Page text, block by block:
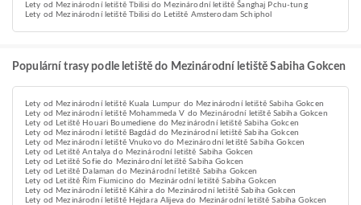
Lety od Mezinárodní letiště Tbilisi do Mezinárodní letiště Šanghaj Pchu-tung
Lety od Mezinárodní letiště Tbilisi do Letiště Amsterodam Schiphol
Populární trasy podle letiště do Mezinárodní letiště Sabiha Gokcen
Lety od Mezinárodní letiště Kuala Lumpur do Mezinárodní letiště Sabiha Gokcen
Lety od Mezinárodní letiště Mohammeda V do Mezinárodní letiště Sabiha Gokcen
Lety od Letiště Houari Boumediene do Mezinárodní letiště Sabiha Gokcen
Lety od Mezinárodní letiště Bagdád do Mezinárodní letiště Sabiha Gokcen
Lety od Mezinárodní letiště Vnukovo do Mezinárodní letiště Sabiha Gokcen
Lety od Letiště Antalya do Mezinárodní letiště Sabiha Gokcen
Lety od Letiště Sofie do Mezinárodní letiště Sabiha Gokcen
Lety od Letiště Dalaman do Mezinárodní letiště Sabiha Gokcen
Lety od Letiště Řím Fiumicino do Mezinárodní letiště Sabiha Gokcen
Lety od Mezinárodní letiště Káhira do Mezinárodní letiště Sabiha Gokcen
Lety od Mezinárodní letiště Hejdara Alijeva do Mezinárodní letiště Sabiha Gokcen